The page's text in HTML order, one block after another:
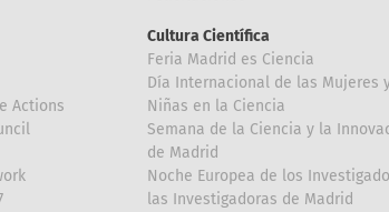
Actions
Cultura Científica
Feria Madrid es Ciencia
Día Internacional de las Mujeres
Niñas en la Ciencia
Semana de la Ciencia y la
de Madrid
Noche Europea de los
las Investigadoras de Madrid